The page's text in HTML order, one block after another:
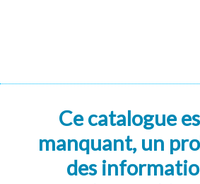
Ce catalogue
manquant, un
des